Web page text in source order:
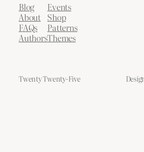
Blog
About
FAQs
Authors
Events
Shop
Patterns
Themes
Twenty Twenty-Five